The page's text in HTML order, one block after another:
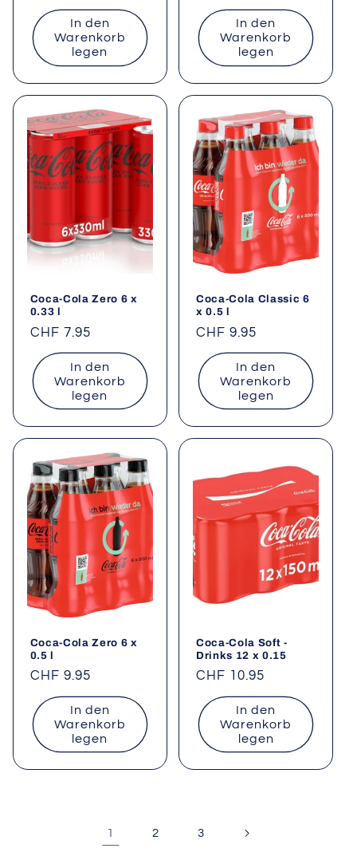
Preis
In den
Warenkorb
legen
Preis
In den
Warenkorb
legen
Coca-Cola Zero 6 x
0.33 l
Normaler
Preis
CHF 7.95
In den
Warenkorb
legen
Coca-Cola Classic 6
x 0.5 l
Normaler
Preis
CHF 9.95
In den
Warenkorb
legen
Coca-Cola Zero 6 x
0.5 l
Normaler
Preis
CHF 9.95
In den
Warenkorb
legen
Coca-Cola Soft -
Drinks 12 x 0.15
Normaler
Preis
CHF 10.95
In den
Warenkorb
legen
1 2 3